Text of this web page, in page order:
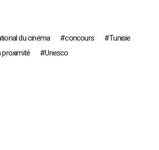
du cinéma concours
Tunisie
proximité
Unesco